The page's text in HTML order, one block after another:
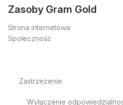
Zasoby Gram Gold
Strona internetowa
Społeczność
Zastrzeżenie
Wyłączenie